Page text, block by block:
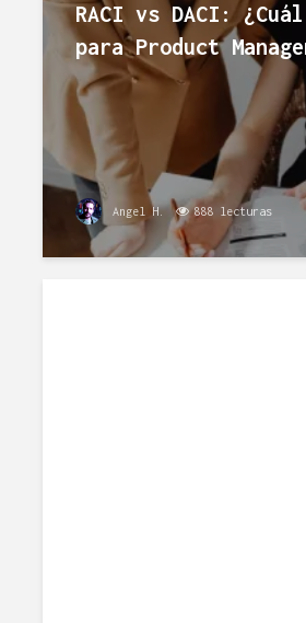
RACI vs DACI:
para Product
Angel H. 888 lecturas